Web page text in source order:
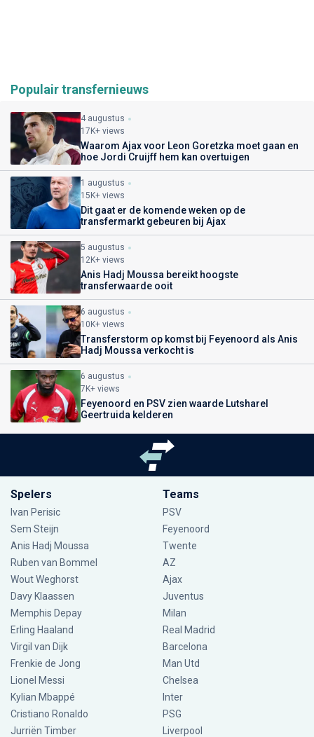
Populair transfernieuws
4 augustus
17K+ views
Waarom Ajax voor Leon Goretzka moet gaan en
hoe Jordi Cruijff hem kan overtuigen
1 augustus
15K+ views
Dit gaat er de komende weken op de
transfermarkt gebeuren bij Ajax
5 augustus
12K+ views
Anis Hadj Moussa bereikt hoogste
transferwaarde ooit
6 augustus
10K+ views
Transferstorm op komst bij Feyenoord als Anis
Hadj Moussa verkocht is
6 augustus
7K+ views
Feyenoord en PSV zien waarde Lutsharel
Geertruida kelderen
Spelers
Ivan Perisic
Sem Steijn
Anis Hadj Moussa
Ruben van Bommel
Wout Weghorst
Davy Klaassen
Memphis Depay
Erling Haaland
Virgil van Dijk
Frenkie de Jong
Lionel Messi
Kylian Mbappé
Cristiano Ronaldo
Jurriën Timber
Teams
PSV
Feyenoord
Twente
AZ
Ajax
Juventus
Milan
Real Madrid
Barcelona
Man Utd
Chelsea
Inter
PSG
Liverpool